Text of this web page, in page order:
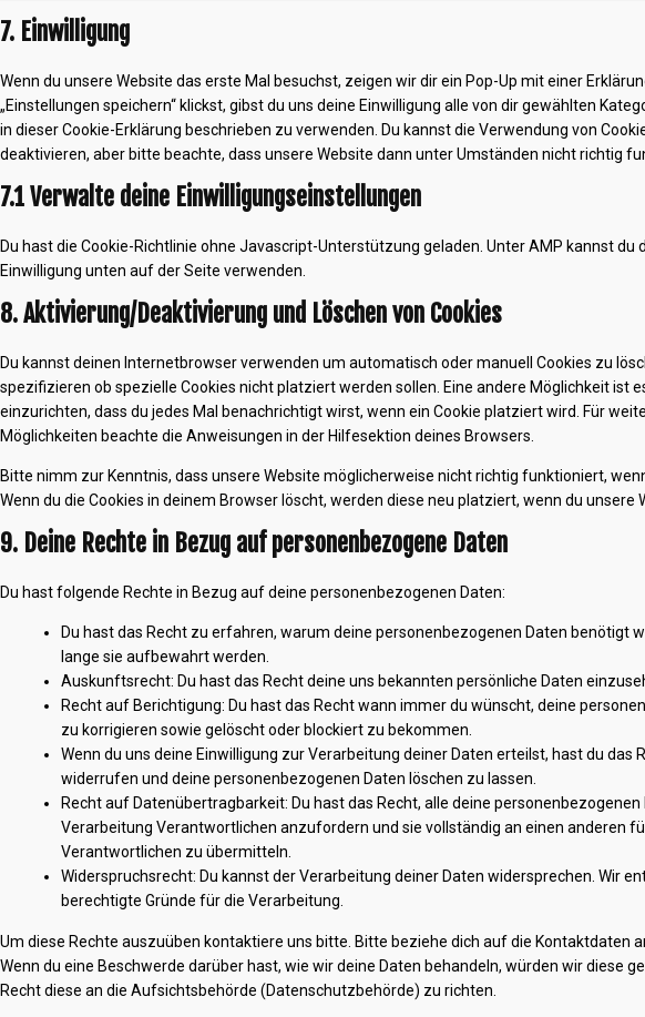
7. Einwilligung
Wenn du unsere Website das erste Mal besuchst, zeigen wir dir ein Pop-Up mit einer
„Einstellungen speichern“ klickst, gibst du uns deine Einwilligung alle von dir gewählten
in dieser Cookie-Erklärung beschrieben zu verwenden. Du kannst die Verwendung von
deaktivieren, aber bitte beachte, dass unsere Website dann unter Umständen nicht richtig
7.1 Verwalte deine Einwilligungseinstellungen
Du hast die Cookie-Richtlinie ohne Javascript-Unterstützung geladen. Unter AMP kannst
Einwilligung unten auf der Seite verwenden.
8. Aktivierung/Deaktivierung und Löschen von Cookies
Du kannst deinen Internetbrowser verwenden um automatisch oder manuell Cookies zu
spezifizieren ob spezielle Cookies nicht platziert werden sollen. Eine andere Möglichkeit ist
einzurichten, dass du jedes Mal benachrichtigt wirst, wenn ein Cookie platziert wird. Für
Möglichkeiten beachte die Anweisungen in der Hilfesektion deines Browsers.
Bitte nimm zur Kenntnis, dass unsere Website möglicherweise nicht richtig funktioniert,
Wenn du die Cookies in deinem Browser löscht, werden diese neu platziert, wenn du unsere
9. Deine Rechte in Bezug auf personenbezogene Daten
Du hast folgende Rechte in Bezug auf deine personenbezogenen Daten:
Du hast das Recht zu erfahren, warum deine personenbezogenen Daten benötigt
lange sie aufbewahrt werden.
Auskunftsrecht: Du hast das Recht deine uns bekannten persönliche Daten
Recht auf Berichtigung: Du hast das Recht wann immer du wünscht, deine
zu korrigieren sowie gelöscht oder blockiert zu bekommen.
Wenn du uns deine Einwilligung zur Verarbeitung deiner Daten erteilst, hast du das
widerrufen und deine personenbezogenen Daten löschen zu lassen.
Recht auf Datenübertragbarkeit: Du hast das Recht, alle deine
Verarbeitung Verantwortlichen anzufordern und sie vollständig an einen anderen
Verantwortlichen zu übermitteln.
Widerspruchsrecht: Du kannst der Verarbeitung deiner Daten widersprechen. Wir
berechtigte Gründe für die Verarbeitung.
Um diese Rechte auszuüben kontaktiere uns bitte. Bitte beziehe dich auf die Kontaktdaten
Wenn du eine Beschwerde darüber hast, wie wir deine Daten behandeln, würden wir diese
Recht diese an die Aufsichtsbehörde (Datenschutzbehörde) zu richten.